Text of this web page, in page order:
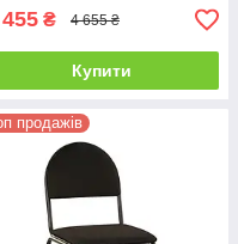
₴ 4 655 ₴
Купити
продажів